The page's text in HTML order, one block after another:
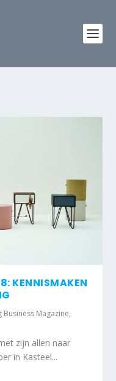
KENNISMAKEN
Business Magazine,
zijn allen naar
in Kasteel...